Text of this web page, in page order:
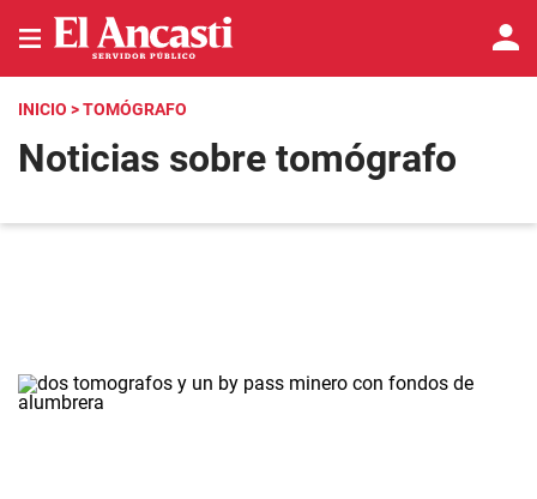
INICIO > TOMÓGRAFO
Noticias sobre tomógrafo